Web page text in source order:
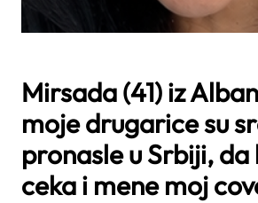
Mirsada (41) iz
moje drugarice su
pronasle u Srbiji, da
ceka i mene moj